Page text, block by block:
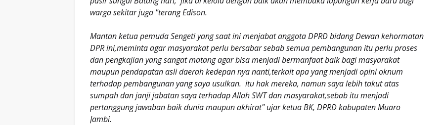
warga sekitar juga "terang Edison.
Mantan ketua pemuda Sengeti yang saat ini menjabat anggota DPRD bidang Dewan kehormatan
DPR ini,meminta agar masyarakat perlu bersabar sebab semua pembangunan itu perlu proses
dan pengkajian yang sangat matang agar bisa menjadi bermanfaat baik bagi masyarakat
maupun pendapatan asli daerah kedepan nya nanti,terkait apa yang menjadi opini oknum
terhadap pembangunan yang saya usulkan. itu hak mereka, namun saya lebih takut atas
sumpah dan janji jabatan saya terhadap Allah SWT dan masyarakat,sebab itu menjadi
pertanggung jawaban baik dunia maupun akhirat" ujar ketua BK, DPRD kabupaten Muaro
Jambi.